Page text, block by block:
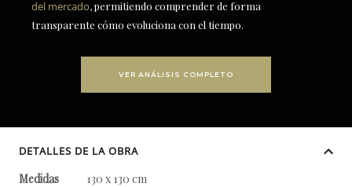
del mercado, permitiendo comprender de forma
transparente cómo evoluciona con el tiempo.
VER ANÁLISIS COMPLETO
DETALLES DE LA OBRA
Medidas
130 x 130 cm